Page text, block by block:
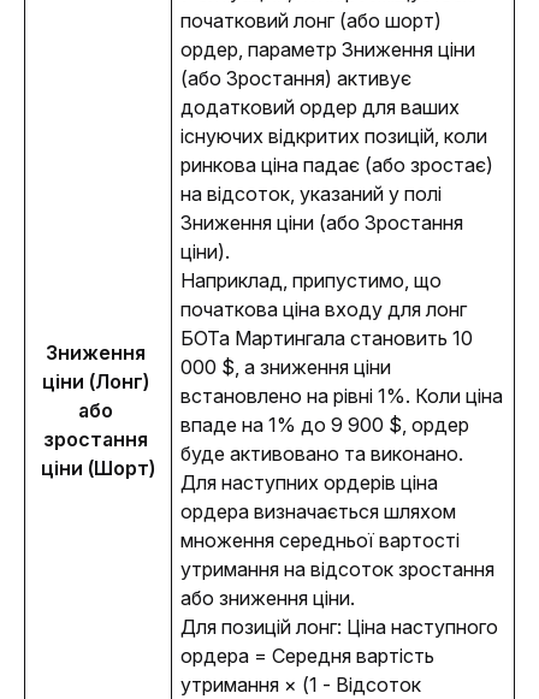
Зниження
ціни (Лонг)
або
зростання
ціни (Шорт)
початковий лонг (або шорт)
ордер, параметр Зниження ціни
(або Зростання) активує
додатковий ордер для ваших
існуючих відкритих позицій, коли
ринкова ціна падає (або зростає)
на відсоток, указаний у полі
Зниження ціни (або Зростання
ціни).
Наприклад, припустимо, що
початкова ціна входу для лонг
БОТа Мартингала становить 10
000 $, а зниження ціни
встановлено на рівні 1%. Коли ціна
впаде на 1% до 9 900 $, ордер
буде активовано та виконано.
Для наступних ордерів ціна
ордера визначається шляхом
множення середньої вартості
утримання на відсоток зростання
або зниження ціни.
Для позицій лонг: Ціна наступного
ордера = Середня вартість
утримання × (1 - Відсоток